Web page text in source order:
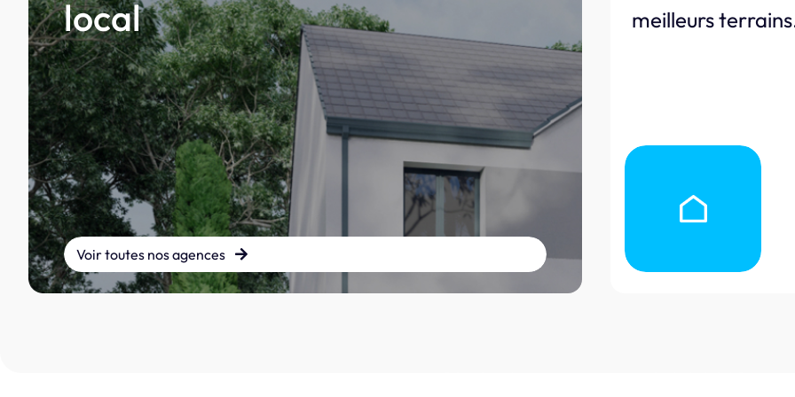
local
Voir toutes nos agences
meilleurs